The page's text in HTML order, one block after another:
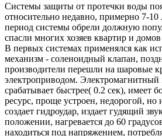
Системы защиты от протечки воды
относительно недавно, примерно 7-10
период системы обрели должную
спасли многих хозяев квартир и
В первых системах применялся как
механизм - соленоидный клапан,
производители перешли на шаровые
электроприводом. Электромагнитный
срабатывает быстрее( 0.2 сек), имеет
ресурс, проще устроен, недорогой, но
создает гидроудар, издает гудящий
положении, нагревается до 60
находиться под напряжением,